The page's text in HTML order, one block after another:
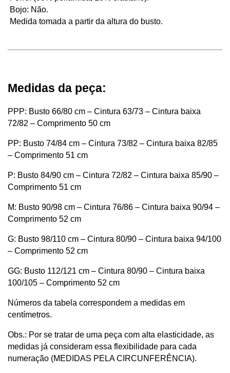
Bojo: Não.
Medida tomada a partir da altura do busto.
Medidas da peça:
PPP: Busto 66/80 cm – Cintura 63/73 – Cintura baixa
72/82 – Comprimento 50 cm
PP: Busto 74/84 cm – Cintura 73/82 – Cintura baixa 82/85
– Comprimento 51 cm
P: Busto 84/90 cm – Cintura 72/82 – Cintura baixa 85/90 –
Comprimento 51 cm
M: Busto 90/98 cm – Cintura 76/86 – Cintura baixa 90/94 –
Comprimento 52 cm
G: Busto 98/110 cm – Cintura 80/90 – Cintura baixa 94/100
– Comprimento 52 cm
GG: Busto 112/121 cm – Cintura 80/90 – Cintura baixa
100/105 – Comprimento 52 cm
Números da tabela correspondem a medidas em
centímetros.
Obs.: Por se tratar de uma peça com alta elasticidade, as
medidas já consideram essa flexibilidade para cada
numeração (MEDIDAS PELA CIRCUNFERÊNCIA).